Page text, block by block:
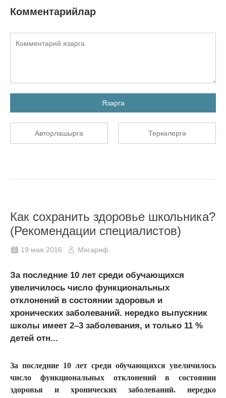
Комментарийлар
Язарга
Авторлашырга Теркәлергә
Как сохранить здоровье школьника?
(Рекомендации специалистов)
19 мая 2016 Мәгариф
За последние 10 лет среди обучающихся
увеличилось число функциональных
отклонений в состоянии здоровья и
хронических заболеваний. нередко выпускник
школы имеет 2–3 заболевания, и только 11 %
детей отн...
За последние 10 лет среди обучающихся увеличилось
число функциональных отклонений в состоянии
здоровья и хронических заболеваний. нередко